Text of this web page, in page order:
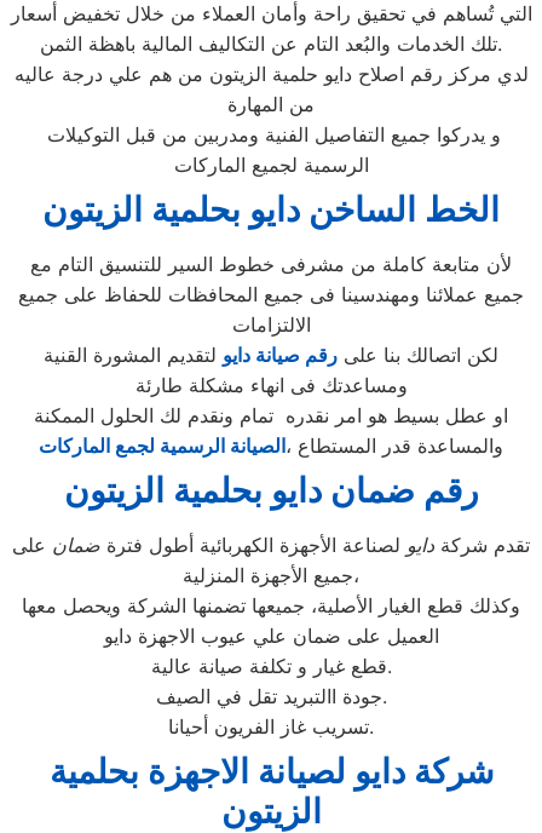
التي تُساهم في تحقيق راحة وأمان العملاء من خلال تخفيض أسعار
تلك الخدمات والبُعد التام عن التكاليف المالية باهظة الثمن.
لدي مركز رقم اصلاح دايو حلمية الزيتون من هم علي درجة عاليه
من المهارة
الرسمية لجميع الماركات
الخط الساخن دايو بحلمية الزيتون
لأن متابعة كاملة من مشرفى خطوط السير للتنسيق التام مع
جميع عملائنا ومهندسينا فى جميع المحافظات للحفاظ على جميع
الالتزامات
لكن اتصالك بنا على رقم صيانة دايو لتقديم المشورة القنية
ومساعدتك فى انهاء مشكلة طارئة
او عطل بسيط هو امر نقدره تمام ونقدم لك الحلول الممكنة
والمساعدة قدر المستطاع ،الصيانة الرسمية لجمع الماركات
رقم ضمان دايو بحلمية الزيتون
تقدم شركة دايو لصناعة الأجهزة الكهربائية أطول فترة ضمان على
جميع الأجهزة المنزلية،
وكذلك قطع الغيار الأصلية، جميعها تضمنها الشركة ويحصل معها
العميل على ضمان علي عيوب الاجهزة دايو
قطع غيار و تكلفة صيانة عالية.
جودة االتبريد تقل في الصيف.
تسريب غاز الفريون أحيانا.
شركة دايو لصيانة الاجهزة بحلمية
الزيتون